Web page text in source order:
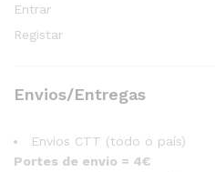
Entrar
Registar
Envios/Entregas
Envios CTT (todo o país)
Portes de envio = 4€